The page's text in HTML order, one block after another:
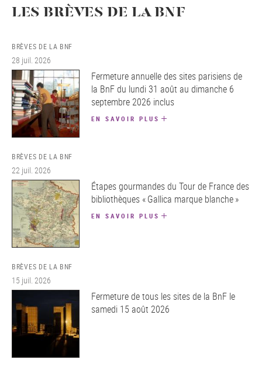
LES BRÈVES DE LA BNF
BRÈVES DE LA BNF
28 juil. 2026
Fermeture annuelle des sites parisiens de
la BnF du lundi 31 août au dimanche 6
septembre 2026 inclus
EN SAVOIR PLUS
BRÈVES DE LA BNF
22 juil. 2026
Étapes gourmandes du Tour de France des
bibliothèques « Gallica marque blanche »
EN SAVOIR PLUS
BRÈVES DE LA BNF
15 juil. 2026
Fermeture de tous les sites de la BnF le
samedi 15 août 2026